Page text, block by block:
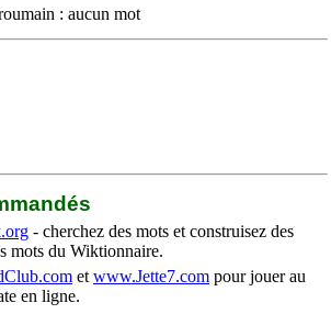
: aucun mot
- cherchez des mots et construisez des
mots du Wiktionnaire.
et www.Jette7.com pour jouer au
en ligne.